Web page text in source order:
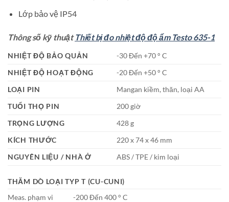
Lớp bảo vệ IP54
Thông số kỹ thuậtThiết bị đo nhiệt độ độ ẩm Testo 635-1
NHIỆT ĐỘ BẢO QUẢN
-30 Đến +70 ° C
NHIỆT ĐỘ HOẠT ĐỘNG
-20 Đến +50 ° C
LOẠI PIN
Mangan kiềm, thăn, loại AA
TUỔI THỌ PIN
200 giờ
TRỌNG LƯỢNG
428 g
KÍCH THƯỚC
220 x 74 x 46 mm
NGUYÊN LIỆU / NHÀ Ở
ABS / TPE / kim loại
THĂM DÒ LOẠI TYP T (CU-CUNI)
Meas. phạm vi
-200 Đến 400 ° C